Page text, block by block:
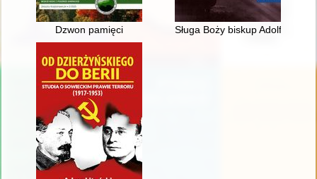
Dzwon pamięci Sługa Boży biskup Adolf Piotr